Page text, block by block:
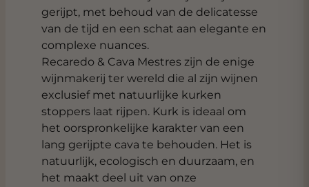
gerijpt, met behoud van de delicatesse
van de tijd en een schat aan elegante en
complexe nuances.
Recaredo & Cava Mestres zijn de enige
wijnmakerij ter wereld die al zijn wijnen
exclusief met natuurlijke kurken
stoppers laat rijpen. Kurk is ideaal om
het oorspronkelijke karakter van een
lang gerijpte cava te behouden. Het is
natuurlijk, ecologisch en duurzaam, en
het maakt deel uit van onze